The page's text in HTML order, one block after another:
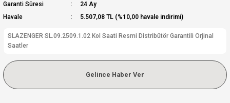
Garanti Süresi
24 Ay
Havale
5.507,08 TL (%10,00 havale indirimi)
SLAZENGER SL.09.2509.1.02 Kol Saati Resmi Distribütör Garantili Orjinal
Saatler
Gelince Haber Ver